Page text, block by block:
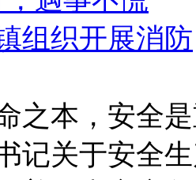
之本，安全
记关于安全